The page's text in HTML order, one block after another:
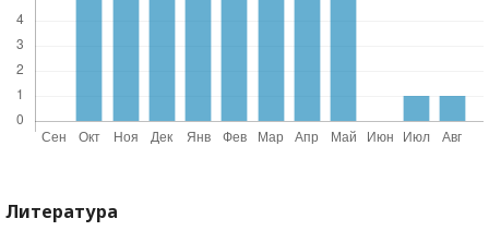
Литература